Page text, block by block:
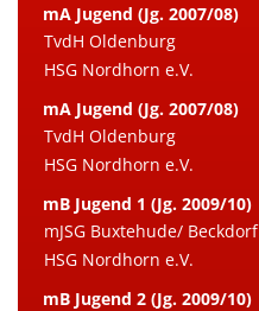
mA Jugend (Jg. 2007/08)
TvdH Oldenburg
HSG Nordhorn e.V.
mA Jugend (Jg. 2007/08)
TvdH Oldenburg
HSG Nordhorn e.V.
mB Jugend 1 (Jg. 2009/10)
mJSG Buxtehude/ Beckdorf
HSG Nordhorn e.V.
mB Jugend 2 (Jg. 2009/10)